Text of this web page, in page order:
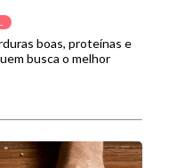
boas, proteínas e
busca o melhor